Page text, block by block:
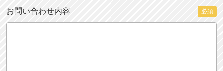
お問い合わせ内容 必須